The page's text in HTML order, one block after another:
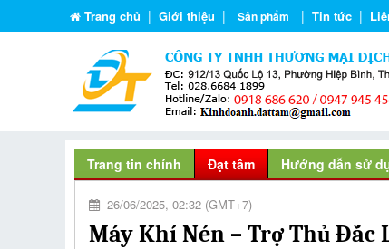
Trang chủ | Giới thiệu | Sản phẩm | Tin tức |
Trang tin chính Đạt tâm Hướng dẫn sử
26/06/2025, 02:32 (GMT+7)
Máy Khí Nén – Trợ Thủ Đắc